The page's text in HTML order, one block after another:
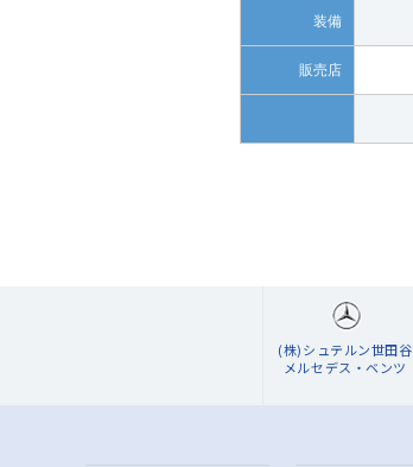
装備
販売店
(株)シュテルン世田谷
メルセデス・ベンツ